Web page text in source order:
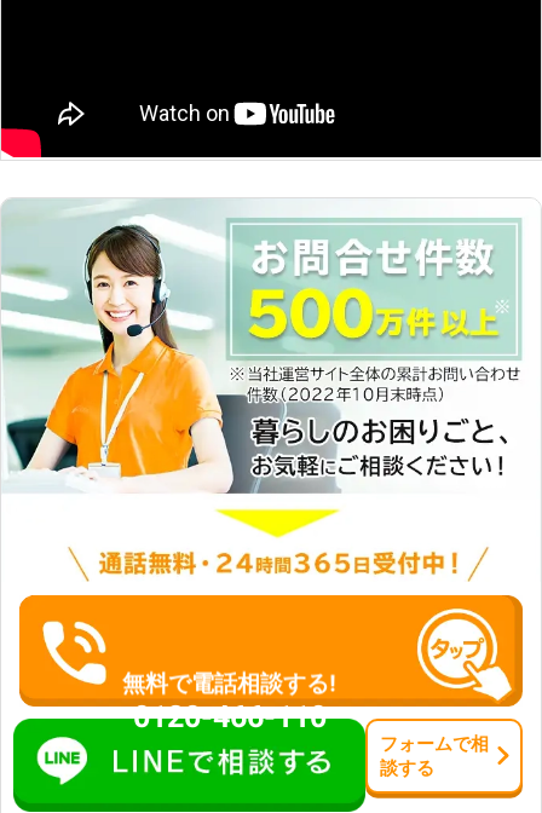
確認したネズミがどこから侵入してき
たのか、その原因や再発防止のお話を
示させていただきます。 お見積もり
後は、追加費用が発生することはあり
ません。 お客様の納得いただけるお
見積もりをお約束しますので、ご安心
ください。 【無料現地調査を実施
中！ご相談だけしたいという方も大歓
迎です】 弊社では無料現地調査のご
相談も承っております。 「ネズミが
いるかもしれないので、一度見てもら
いたい」 「ネズミが棲みついていな
いか、調査をお願いしたい」 このよ
うなネズミがいる確信はないが、不安
なので現地調査だけをお願いしたい、
といった方もお任せください。 天井
裏や床下などのネズミが巣を作りやす
い場所を、重点的に調査させていただ
持ちの良いサービスを心掛けておりま
す。 ネズミ被害で困っていて、ネズ
ミ駆除業者をお探しの方がいました
ら、弊社「害獣プロテクト」にお任せ
ください。 お客様のそのネズミ被
害、責任を持って解決させていただき
各家庭にあった対策方法でネズミを駆
んが選ばれる理由】 〇無料で調査・
気がするけど、ネズミの姿は見えな
い……」そんな時でも、お見積りのご
依頼を承っています。専門的な知識を
持つスタッフが素人ではわからないネ
ズミの痕跡を探しだし、駆除の方法を
ご提案いたします。 この際の現地調
査とお見積りは無料でおこなっていま
す。少しでも気になる気配がしたら、
お気軽に害虫の便利屋さんへお見積り
をご依頼ください。 〇土日、祝日に
も対応！ 平日はお仕事が忙しくお時
間が取れない方も多くいらっしゃいま
す。弊社では平日、休日関係なくネズ
ミ駆除のご依頼を承っております。ご
予約のお客様が優先となりますので、
早めのご連絡をおすすめいたしており
ミ駆除の方法を選択！ 例えばペット
がいるご家庭では、ペットが誤って毒
餌を食べないように、毒餌による駆除
は極力避けるようにしています。 し
かし、忌避剤やトラップなどの他の方
法でどうしても駆除できない場合は、
専用ケースに毒餌を入れて使用しま
無料で電話相談する!
0120-466-110
フォームで相
談する